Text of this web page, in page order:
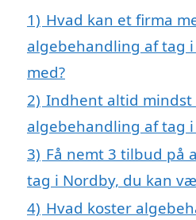
1) Hvad kan et firma
algebehandling af tag
med?
2) Indhent altid mindst
algebehandling af tag
3) Få nemt 3 tilbud på
tag i Nordby, du kan
4) Hvad koster